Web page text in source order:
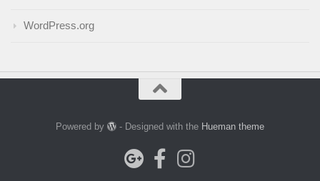
WordPress.org
Powered by - Designed with the Hueman theme